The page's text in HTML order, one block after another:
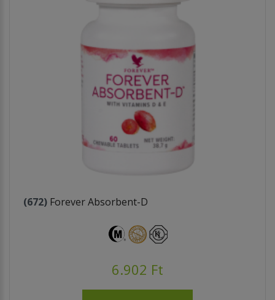
(672) Forever Absorbent-D
6.902 Ft